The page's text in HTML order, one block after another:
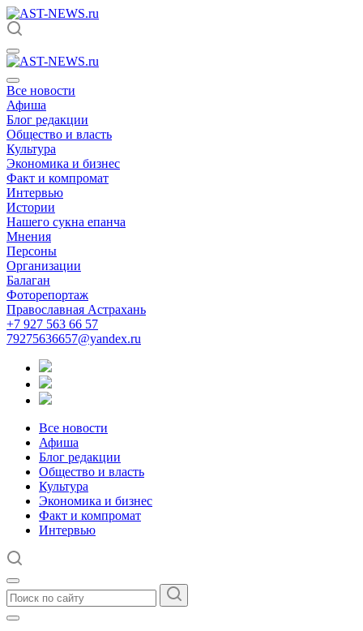
Все новости
Афиша
Блог редакции
Общество и власть
Культура
Экономика и бизнес
Факт и компромат
Интервью
Истории
Нашего сукна епанча
Мнения
Персоны
Организации
Балаган
Фоторепортаж
Православная Астрахань
+7 927 563 66 57
79275636657@yandex.ru
Все новости
Афиша
Блог редакции
Общество и власть
Культура
Экономика и бизнес
Факт и компромат
Интервью